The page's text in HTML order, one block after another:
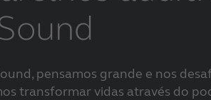
pensamos grande e nos
transformar vidas através do